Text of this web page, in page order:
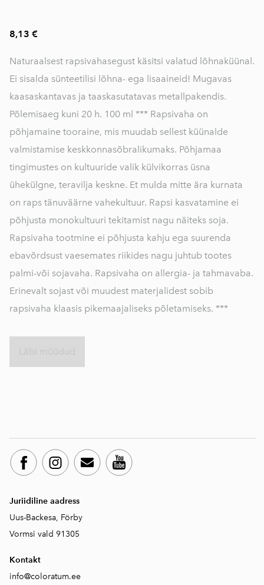
8,13 €
Naturaalsest rapsivahasegust käsitsi valatud lõhnaküünal.
Ei sisalda sünteetilisi lõhna- ega lisaaineid! Mugavas
kaasaskantavas ja taaskasutatavas metallpakendis.
Põlemisaeg kuni 20 h. 100 ml *** Rapsivaha on
põhjamaine tooraine, mis muudab sellest küünalde
valmistamise keskkonnasõbralikumaks. Põhjamaa
tingimustes on kultuuride valik külvikorras üsna
ühekülgne, teravilja keskne. Et mulda mitte ära kurnata
on raps tänuväärne vahekultuur. Rapsi kasvatamine ei
põhjusta monokultuuri tekitamist nagu näiteks soja.
Rapsivaha tootmine ei põhjusta kahju ega suurenda
ebavõrdsust vaesemates riikides nagu juhtub tootes
palmi-või sojavaha. Rapsivaha on allergia- ja tahmavaba.
Erinevalt sojast või muudest materjalidest sobib
rapsivaha klaasis pikemaajaliseks põletamiseks. ***
Juriidiline aadress
Uus-Backesa, Förby
Vormsi vald 91305
Kontakt
info@coloratum.ee